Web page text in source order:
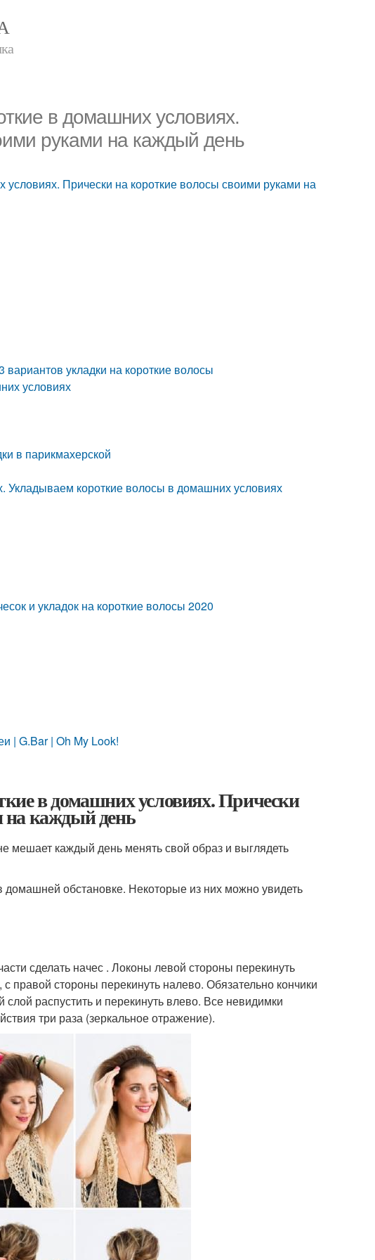
в домашних условиях.
руками на каждый день
условиях. Прически на короткие волосы своими руками на
укладки на короткие волосы
условиях
в парикмахерской
Укладываем короткие волосы в домашних условиях
и укладок на короткие волосы 2020
| G.Bar | Oh My Look!
в домашних условиях. Прически
на каждый день
мешает каждый день менять свой образ и выглядеть
обстановке. Некоторые из них можно увидеть
сделать начес . Локоны левой стороны перекинуть
правой стороны перекинуть налево. Обязательно кончики
распустить и перекинуть влево. Все невидимки
три раза (зеркальное отражение).